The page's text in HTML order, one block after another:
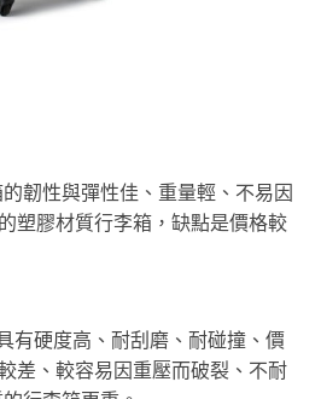
韌性與彈性佳、重量輕、不易因
塑膠材質行李箱，缺點是價格較
有硬度高、耐刮磨、耐碰撞、價
差、較容易因重壓而破裂、不耐